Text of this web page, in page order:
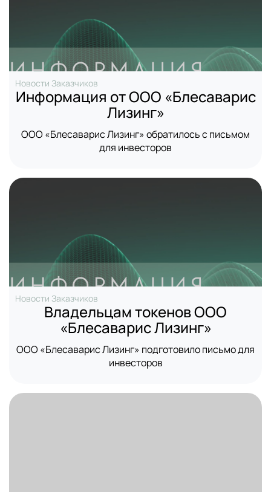
Новости Заказчиков
Информация от ООО «Блесаварис
Лизинг»
ООО «Блесаварис Лизинг» обратилось с письмом
для инвесторов
Новости Заказчиков
Владельцам токенов ООО
«Блесаварис Лизинг»
ООО «Блесаварис Лизинг» подготовило письмо для
инвесторов